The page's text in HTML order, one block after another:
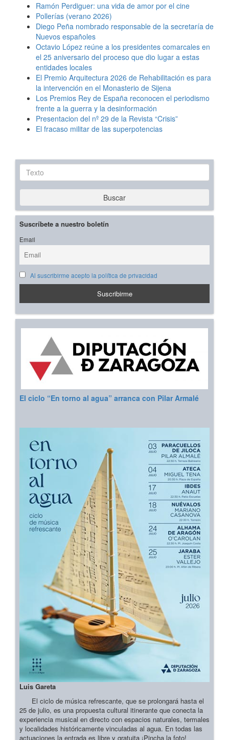
Ramón Perdiguer: una vida de amor por el cine
Pollerías (verano 2026)
Diego Peña nombrado responsable de la secretaría de
Nuevos españoles
Octavio López reúne a los presidentes comarcales en
el 25 aniversario del proceso que dio lugar a estas
entidades locales
El Premio Arquitectura 2026 de Rehabilitación es para
la intervención en el Monasterio de Sijena
Los Premios Rey de España reconocen el periodismo
frente a la guerra y la desinformación
Presentacion del nº 29 de la Revista “Crisis”
El fracaso militar de las superpotencias
Texto
Buscar
Suscríbete a nuestro boletín
Email
Al suscribirme acepto la política de privacidad
El ciclo “En torno al agua” arranca con Pilar Armalé
Luis Gareta
El ciclo de música refrescante, que se prolongará hasta el
25 de julio, es una propuesta cultural itinerante que conecta la
experiencia musical en directo con espacios naturales, termales
y localidades históricamente vinculadas al agua. En todas las
actuaciones la entrada es libre y gratuita ¡Pincha la foto!